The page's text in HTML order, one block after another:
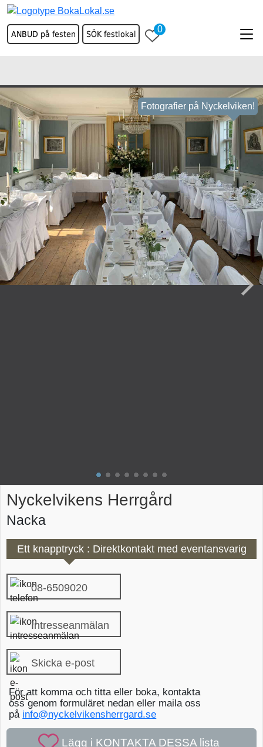
ANBUD på festen SÖK festlokal 0
Fotografier på Nyckelviken!
Nyckelvikens Herrgård
Nacka
Ett knapptryck : Direktkontakt med eventansvarig
08-6509020
Intresseanmälan
Skicka e-post
För att komma och titta eller boka, kontakta
oss genom formuläret nedan eller maila oss
på info@nyckelvikensherrgard.se